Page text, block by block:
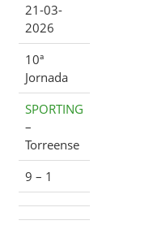
21-03-
2026
10ª
Jornada
SPORTING
–
Torreense
9 – 1